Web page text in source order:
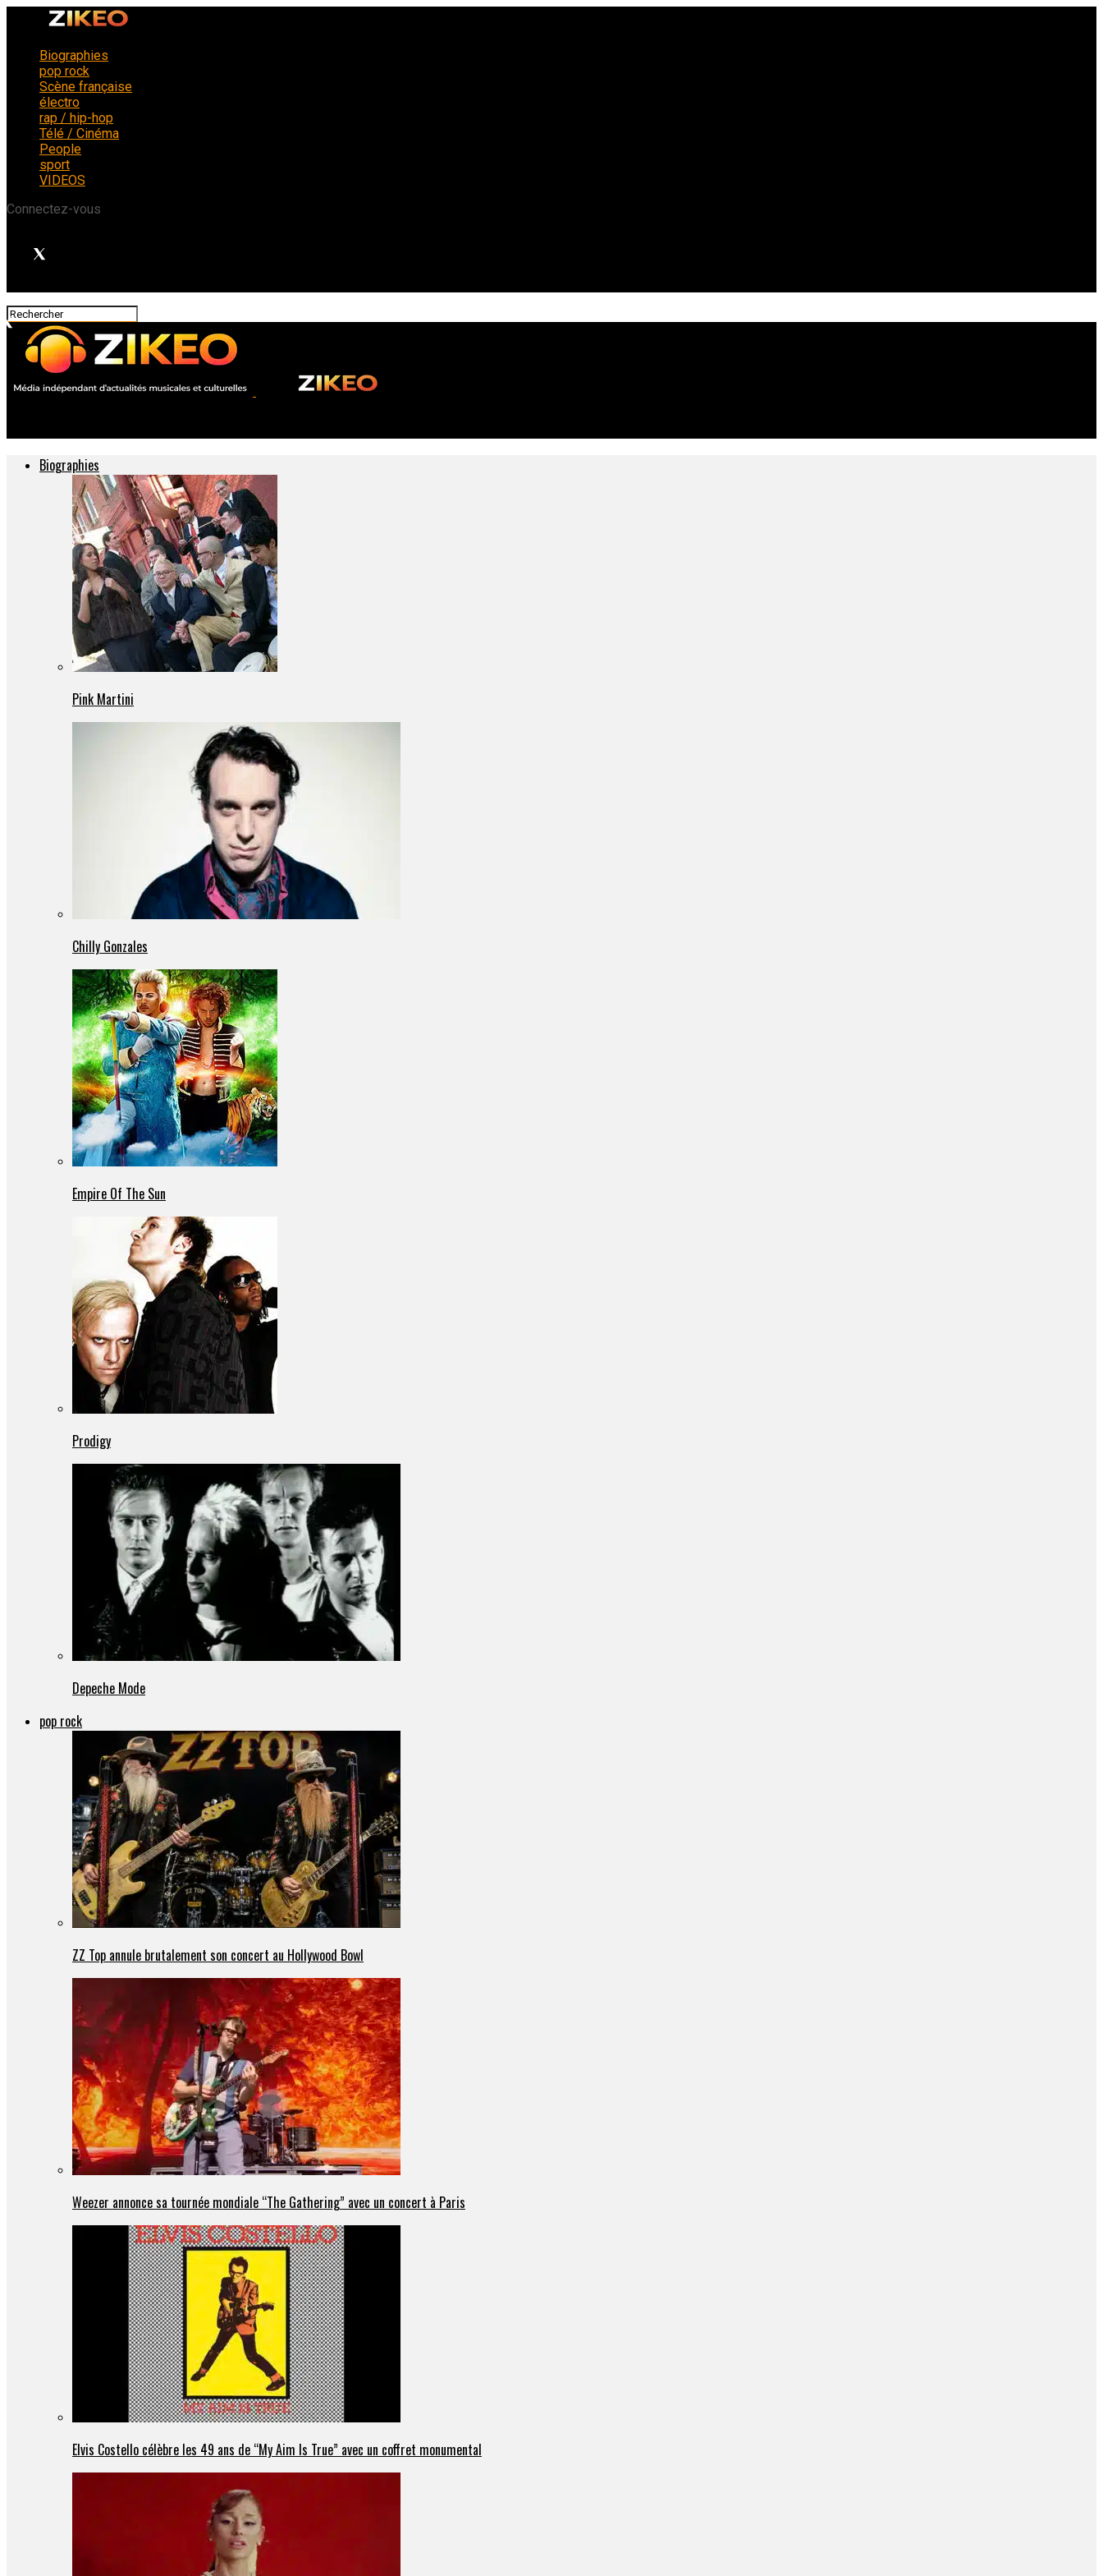
Biographies
pop rock
Scène française
électro
rap / hip-hop
Télé / Cinéma
People
sport
VIDEOS
Connectez-vous
Biographies
Pink Martini
Chilly Gonzales
Empire Of The Sun
Prodigy
Depeche Mode
pop rock
ZZ Top annule brutalement son concert au Hollywood Bowl
Weezer annonce sa tournée mondiale “The Gathering” avec un concert à Paris
Elvis Costello célèbre les 49 ans de “My Aim Is True” avec un coffret monumental